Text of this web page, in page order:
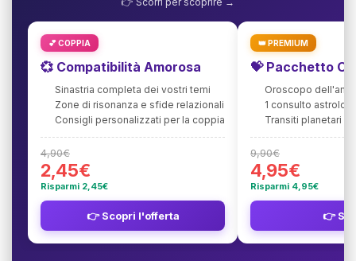
💕 COPPIA
💞 Compatibilità Amorosa
Sinastria completa dei vostri temi
Zone di risonanza e sfide relazionali
Consigli personalizzati per la coppia
4,90€
2,45€
Risparmi 2,45€
👉 Scopri l'offerta
👑 PREMIUM
💝 Pacchetto
Oroscopo
1 consulto
Transiti planetari
9,90€
4,95€
Risparmi 4,95€
👉